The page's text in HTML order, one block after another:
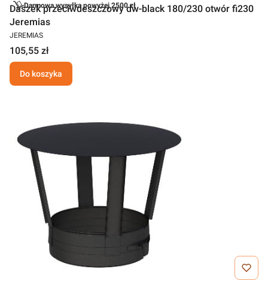
Darmowa wysyłka powyżej 2500 zł
Daszek przeciwdeszczowy dw-black 180/230 otwór fi230
Jeremias
JEREMIAS
105,55 zł
Do koszyka